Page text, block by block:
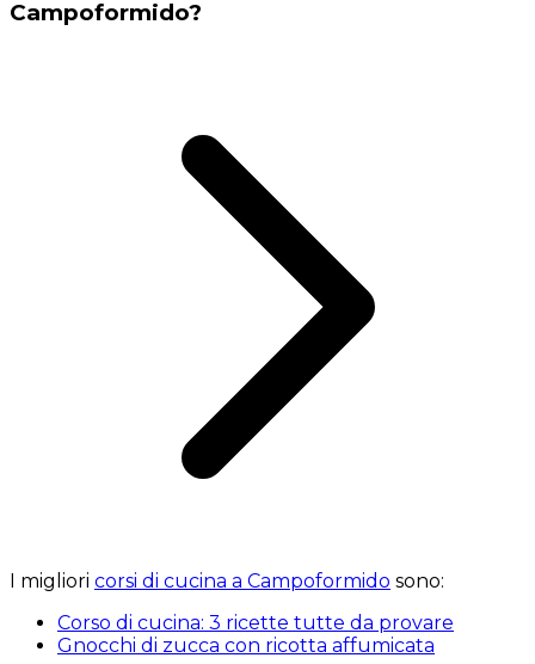
Campoformido?
I migliori corsi di cucina a Campoformido sono:
Corso di cucina: 3 ricette tutte da provare
Gnocchi di zucca con ricotta affumicata